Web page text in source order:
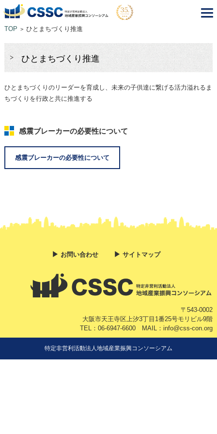
TOP > ひとまちづくり推進
ひとまちづくり推進
ひとまちづくりのリーダーを育成し、未来の子供達に繋げる活力溢れるま
ちづくりを行政と共に推進する
感震ブレーカーの必要性について
感震ブレーカーの必要性について
▶︎ お問い合わせ ▶︎サイトマップ
〒543-0002
大阪市天王寺区上汐3丁目1番25号モリビル9階
TEL：06-6947-6600 MAIL：info@css-con.org
特定非営利活動法人地域産業振興コンソーシアム